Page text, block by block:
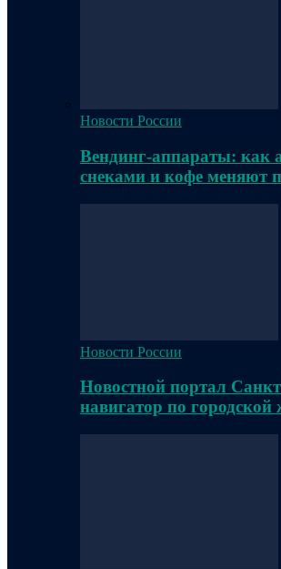
Новости России
Вендинг-аппараты: как
снеками и кофе меняют
Новости России
Новостной портал
навигатор по городской